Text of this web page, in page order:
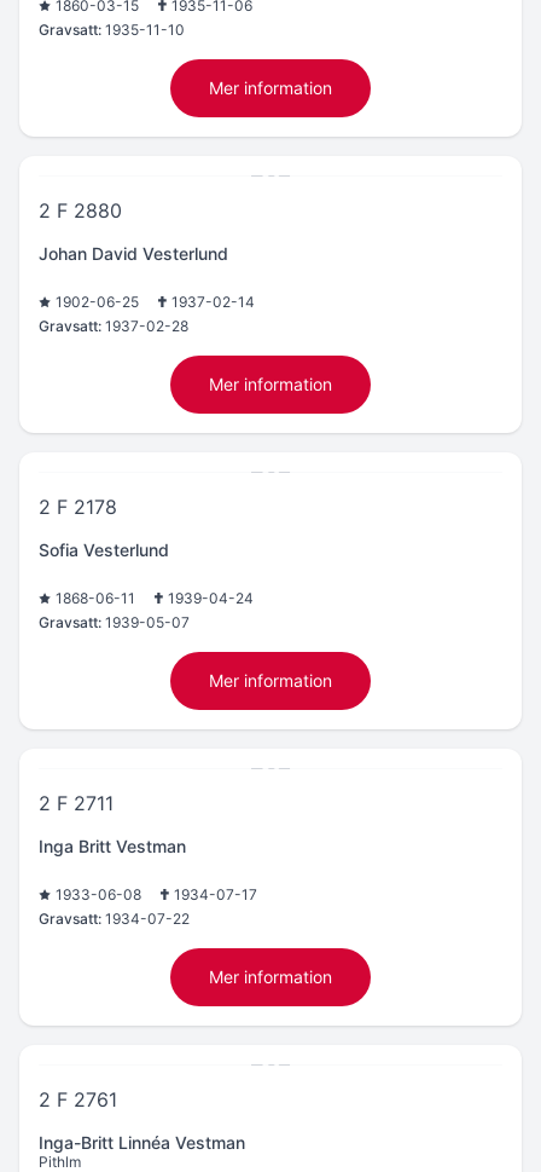
1860-03-15
1935-11-06
Gravsatt: 1935-11-10
Mer information
2 F 2880
Johan David Vesterlund
1902-06-25
1937-02-14
Gravsatt: 1937-02-28
Mer information
2 F 2178
Sofia Vesterlund
1868-06-11
1939-04-24
Gravsatt: 1939-05-07
Mer information
2 F 2711
Inga Britt Vestman
1933-06-08
1934-07-17
Gravsatt: 1934-07-22
Mer information
2 F 2761
Inga-Britt Linnéa Vestman
Pithlm